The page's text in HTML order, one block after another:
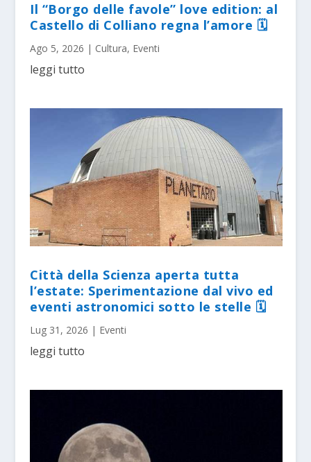
Il “Borgo delle favole” love edition: al
Castello di Colliano regna l’amore 🗓
Ago 5, 2026 | Cultura, Eventi
leggi tutto
Città della Scienza aperta tutta
l’estate: Sperimentazione dal vivo ed
eventi astronomici sotto le stelle 🗓
Lug 31, 2026 | Eventi
leggi tutto